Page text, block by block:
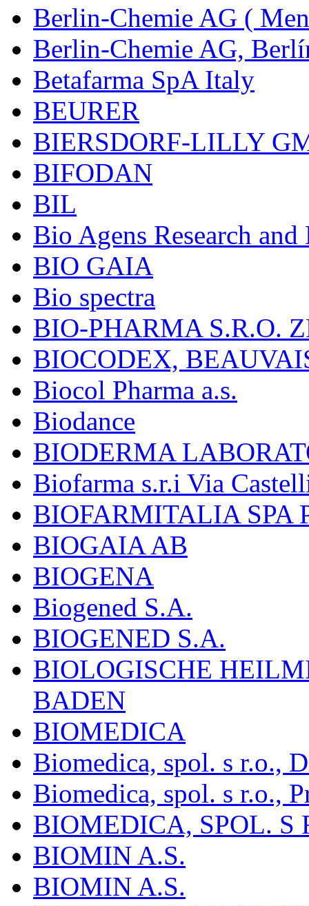
Berlin-Chemie AG (
Berlin-Chemie AG,
Betafarma SpA Italy
BEURER
BIERSDORF-LILLY
BIFODAN
BIL
Bio Agens Research
BIO GAIA
Bio spectra
BIO-PHARMA S.R.O.
BIOCODEX,
Biocol Pharma a.s.
Biodance
BIODERMA
Biofarma s.r.i Via
BIOFARMITALIA SPA
BIOGAIA AB
BIOGENA
Biogened S.A.
BIOGENED S.A.
BIOLOGISCHE
BADEN
BIOMEDICA
Biomedica, spol. s r.o.,
Biomedica, spol. s r.o.,
BIOMEDICA, SPOL. S
BIOMIN A.S.
BIOMIN A.S.